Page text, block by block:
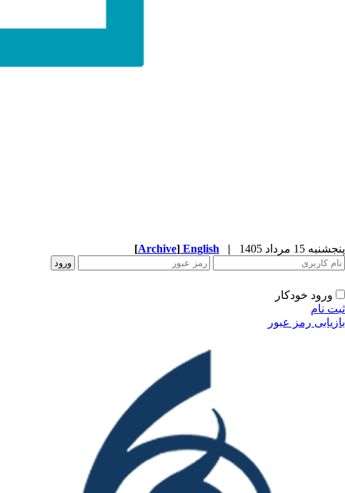
پنجشنبه 15 مرداد 1405 |
English
[Archive]
ورود خودکار
ثبت نام
بازیابی رمز عبور